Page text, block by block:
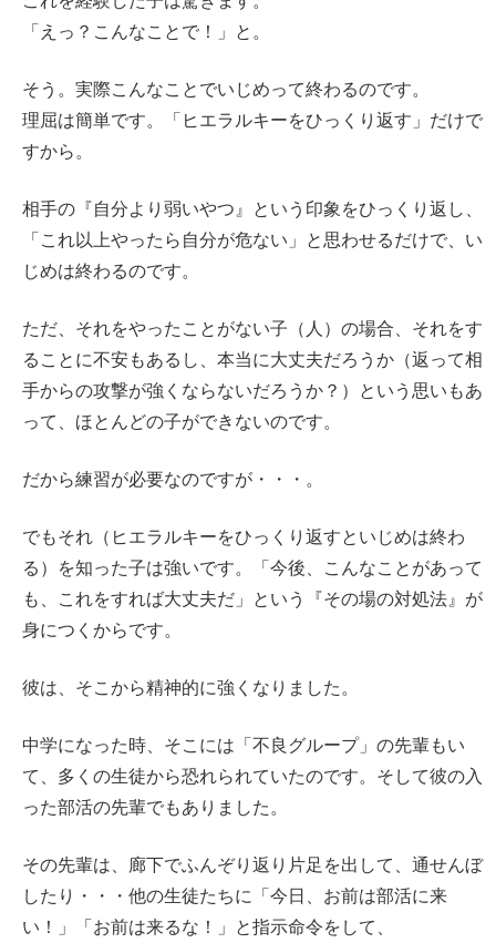
「えっ？こんなことで！」と。
そう。実際こんなことでいじめって終わるのです。
理屈は簡単です。「ヒエラルキーをひっくり返す」だけで
すから。
相手の『自分より弱いやつ』という印象をひっくり返し、
「これ以上やったら自分が危ない」と思わせるだけで、い
じめは終わるのです。
ただ、それをやったことがない子（人）の場合、それをす
ることに不安もあるし、本当に大丈夫だろうか（返って相
手からの攻撃が強くならないだろうか？）という思いもあ
って、ほとんどの子ができないのです。
だから練習が必要なのですが・・・。
でもそれ（ヒエラルキーをひっくり返すといじめは終わ
る）を知った子は強いです。「今後、こんなことがあって
も、これをすれば大丈夫だ」という『その場の対処法』が
身につくからです。
彼は、そこから精神的に強くなりました。
中学になった時、そこには「不良グループ」の先輩もい
て、多くの生徒から恐れられていたのです。そして彼の入
った部活の先輩でもありました。
その先輩は、廊下でふんぞり返り片足を出して、通せんぼ
したり・・・他の生徒たちに「今日、お前は部活に来
い！」「お前は来るな！」と指示命令をして、